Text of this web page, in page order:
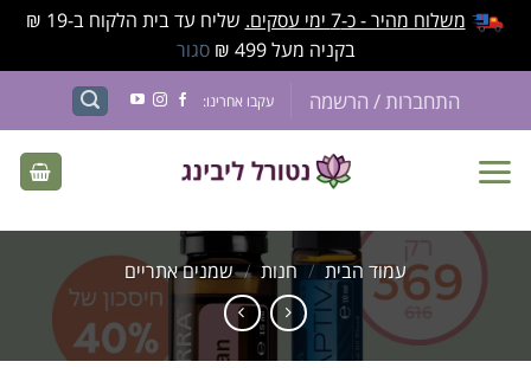
משלוח מהיר - כ-7 ימי עסקים.
שליח עד בית הלקוח ב-19 ₪
בקניה מעל 499 ₪
סגור
התחברות / הרשמה עקבו אחרינו:
עמוד הבית / חנות / שמנים אתריים